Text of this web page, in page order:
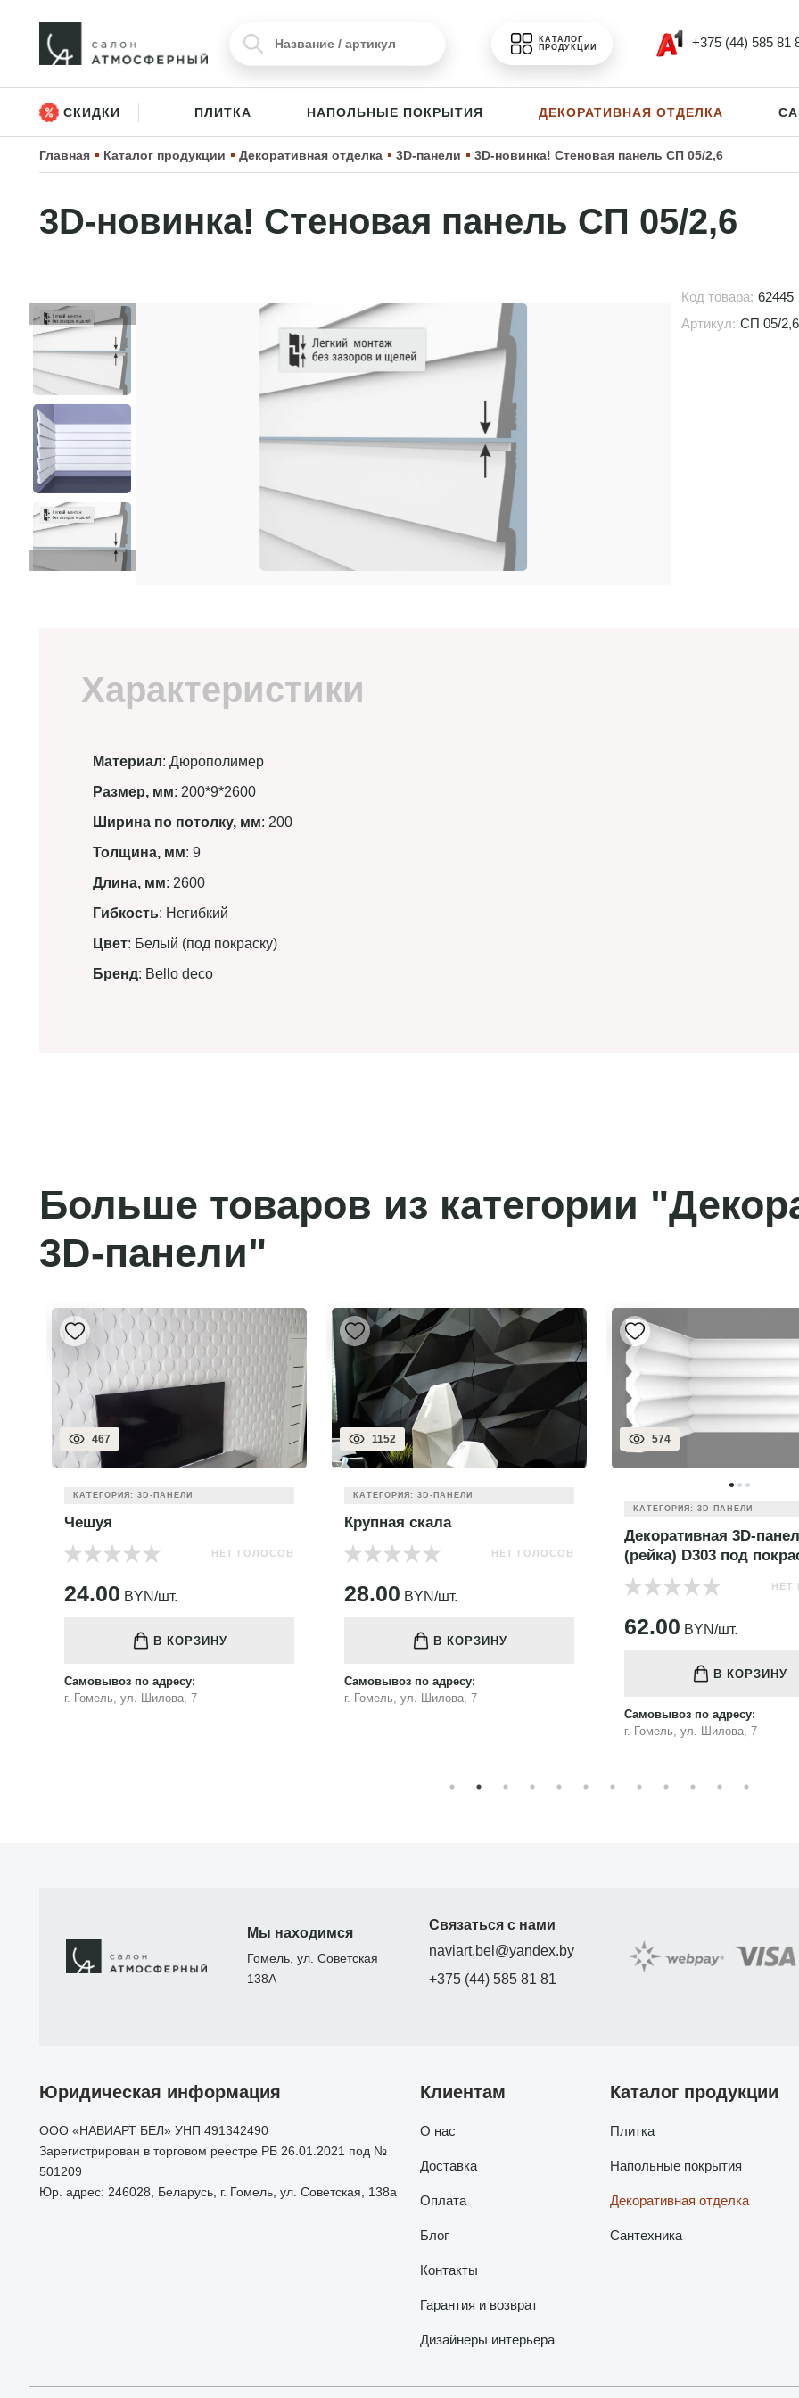
КАТАЛОГ
ПРОДУКЦИИ
+375 (44) 585 81
СКИДКИ ПЛИТКА НАПОЛЬНЫЕ ПОКРЫТИЯ ДЕКОРАТИВНАЯ ОТДЕЛКА
Главная Каталог продукции Декоративная отделка 3D-панели 3D-новинка! Стеновая панель СП 05/2,6
3D-новинка! Стеновая панель СП 05/2,6
Код товара: 62445
Артикул: СП 05/2,6
Характеристики
Материал: Дюрополимер
Размер, мм: 200*9*2600
Ширина по потолку, мм: 200
Толщина, мм: 9
Длина, мм: 2600
Гибкость: Негибкий
Цвет: Белый (под покраску)
Бренд: Bello deco
Больше товаров из категории
3D-панели"
467
КАТЕГОРИЯ: 3D-ПАНЕЛИ
Чешуя
НЕТ ГОЛОСОВ
24.00 BYN/шт.
В КОРЗИНУ
Самовывоз по адресу:
г. Гомель, ул. Шилова, 7
1152
КАТЕГОРИЯ: 3D-ПАНЕЛИ
Крупная скала
НЕТ ГОЛОСОВ
28.00 BYN/шт.
В КОРЗИНУ
Самовывоз по адресу:
г. Гомель, ул. Шилова, 7
574
КАТЕГОРИЯ: 3D-ПАНЕЛИ
Декоративная 3D-
(рейка) D303 под
НЕТ
62.00 BYN/шт.
В КОРЗИНУ
Самовывоз по адресу:
г. Гомель, ул. Шилова, 7
Мы находимся
Гомель, ул. Советская
138А
Связаться с нами
naviart.bel@yandex.by
+375 (44) 585 81 81
Юридическая информация
ООО «НАВИАРТ БЕЛ» УНП 491342490
Зарегистрирован в торговом реестре РБ 26.01.2021 под №
501209
Юр. адрес: 246028, Беларусь, г. Гомель, ул. Советская, 138а
Клиентам
О нас
Доставка
Оплата
Блог
Контакты
Гарантия и возврат
Дизайнеры интерьера
Каталог продукции
Плитка
Напольные покрытия
Декоративная отделка
Сантехника